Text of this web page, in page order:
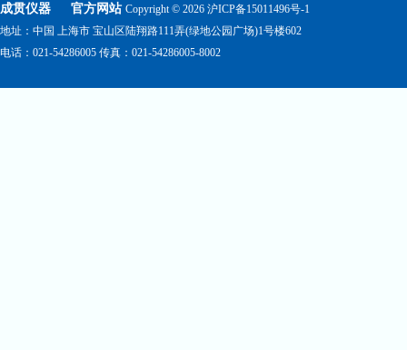
成贯仪器 官方网站 Copyright © 2026 沪ICP备15011496号-1
地址：中国 上海市 宝山区陆翔路111弄(绿地公园广场)1号楼602
电话：021-54286005 传真：021-54286005-8002